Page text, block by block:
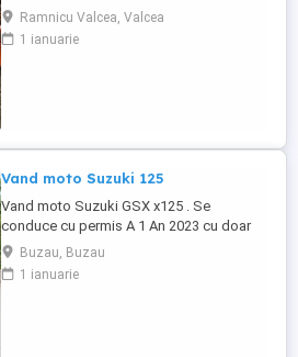
ideală pentru începători sau pentru oraș.
Fără daune, lovituri!
Ramnicu Valcea, Valcea
1 ianuarie
Vand moto Suzuki 125
Vand moto Suzuki GSX x125 . Se
conduce cu permis A 1 An 2023 cu doar
5000km Stare impecabila , fara cazaturi
ITP valabil pana in noiembrie 2027 Revizii
si schimb de ulei in service autorizat
Buzau, Buzau
1 ianuarie